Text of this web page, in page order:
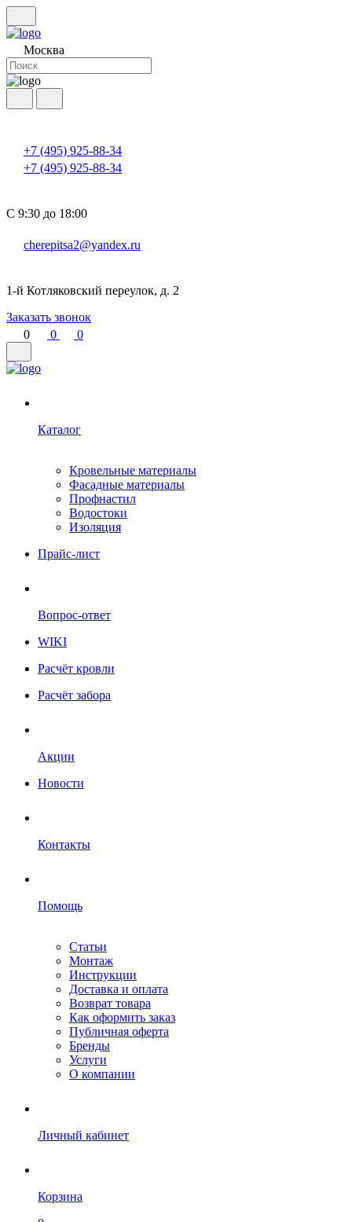
Москва
+7 (495) 925-88-34
+7 (495) 925-88-34
С 9:30 до 18:00
cherepitsa2@yandex.ru
1-й Котляковский переулок, д. 2
Заказать звонок
0
0 0
Каталог
Кровельные материалы
Фасадные материалы
Профнастил
Водостоки
Изоляция
Прайс-лист
Вопрос-ответ
WIKI
Расчёт кровли
Расчёт забора
Акции
Новости
Контакты
Помощь
Статьи
Монтаж
Инструкции
Доставка и оплата
Возврат товара
Как оформить заказ
Публичная оферта
Бренды
Услуги
О компании
Личный кабинет
Корзина